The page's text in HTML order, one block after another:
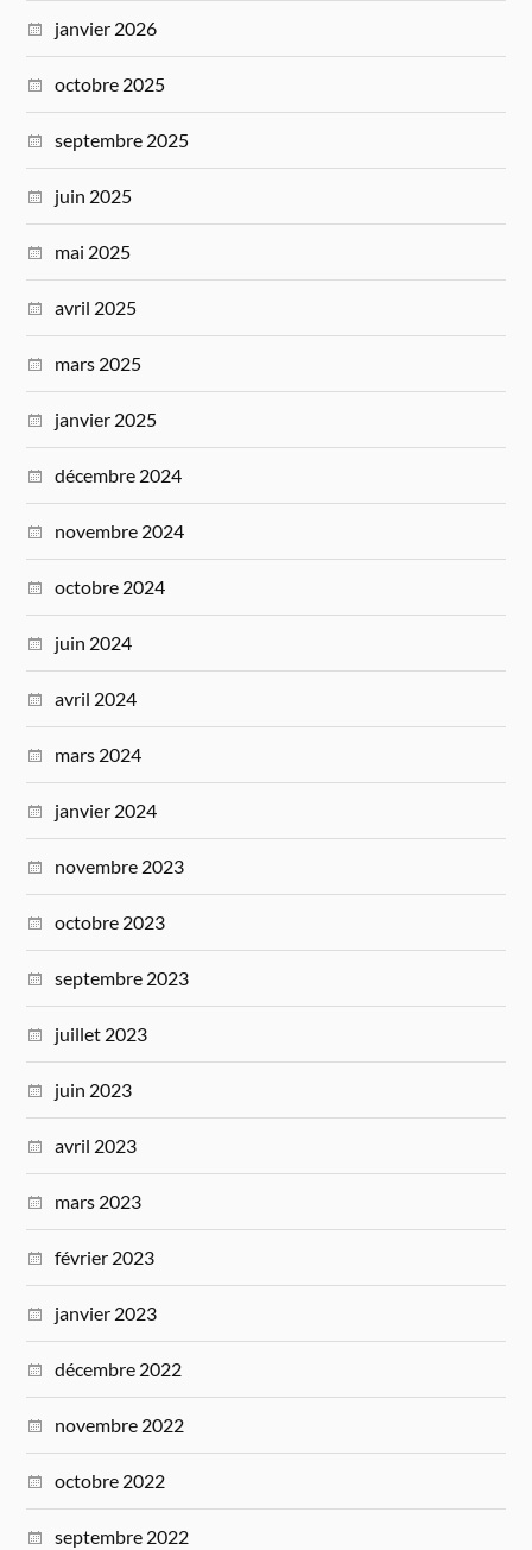
janvier 2026
octobre 2025
septembre 2025
juin 2025
mai 2025
avril 2025
mars 2025
janvier 2025
décembre 2024
novembre 2024
octobre 2024
juin 2024
avril 2024
mars 2024
janvier 2024
novembre 2023
octobre 2023
septembre 2023
juillet 2023
juin 2023
avril 2023
mars 2023
février 2023
janvier 2023
décembre 2022
novembre 2022
octobre 2022
septembre 2022